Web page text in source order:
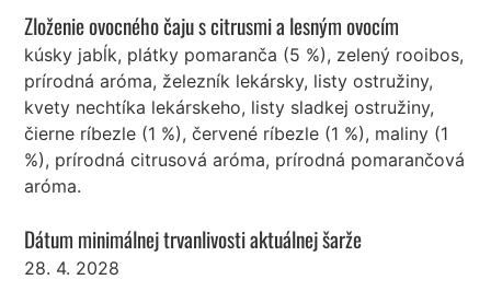
Zloženie ovocného čaju s citrusmi a lesným ovocím
kúsky jabĺk, plátky pomaranča (5 %), zelený rooibos,
prírodná aróma, železník lekársky, listy ostružiny,
kvety nechtíka lekárskeho, listy sladkej ostružiny,
čierne ríbezle (1 %), červené ríbezle (1 %), maliny (1
%), prírodná citrusová aróma, prírodná pomarančová
aróma.
Dátum minimálnej trvanlivosti aktuálnej šarže
28. 4. 2028